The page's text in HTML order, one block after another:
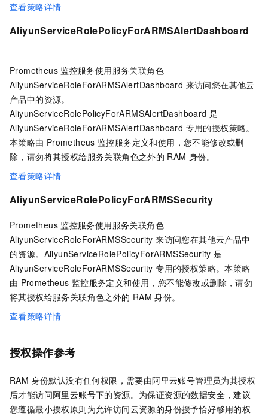
查看策略详情
AliyunServiceRolePolicyForARMSAlertDashboard
Prometheus 监控服务使用服务关联角色
AliyunServiceRoleForARMSAlertDashboard 来访问您在其他云
产品中的资源。
AliyunServiceRolePolicyForARMSAlertDashboard 是
AliyunServiceRoleForARMSAlertDashboard 专用的授权策略。
本策略由 Prometheus 监控服务定义和使用，您不能修改或删
除，请勿将其授权给服务关联角色之外的 RAM 身份。
查看策略详情
AliyunServiceRolePolicyForARMSSecurity
Prometheus 监控服务使用服务关联角色
AliyunServiceRoleForARMSSecurity 来访问您在其他云产品中
的资源。AliyunServiceRolePolicyForARMSSecurity 是
AliyunServiceRoleForARMSSecurity 专用的授权策略。本策略
由 Prometheus 监控服务定义和使用，您不能修改或删除，请勿
将其授权给服务关联角色之外的 RAM 身份。
查看策略详情
授权操作参考
RAM 身份默认没有任何权限，需要由阿里云账号管理员为其授权
后才能访问阿里云账号下的资源。为保证资源的数据安全，建议
您遵循最小授权原则为允许访问云资源的身份授予恰好够用的权